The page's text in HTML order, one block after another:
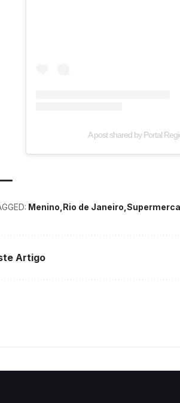
A post shared by Portal
Menino Rio de Janeiro
Artigo